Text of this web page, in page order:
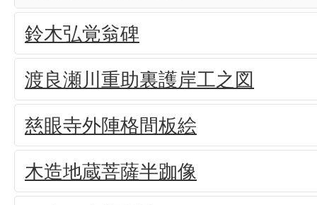
鈴木弘覚翁碑
渡良瀬川重助裏護岸工之図
慈眼寺外陣格間板絵
木造地蔵菩薩半跏像